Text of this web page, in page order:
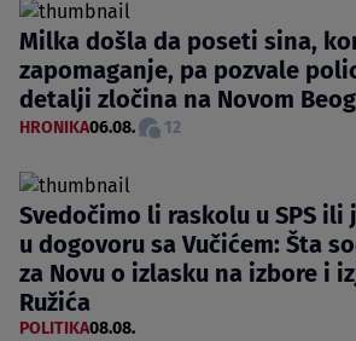
Milka došla da poseti sina,
zapomaganje, pa pozvale
detalji zločina na Novom
HRONIKA06.08. 12
Svedočimo li raskolu u SPS
u dogovoru sa Vučićem: Šta
za Novu o izlasku na izbore i
Ružića
POLITIKA08.08.